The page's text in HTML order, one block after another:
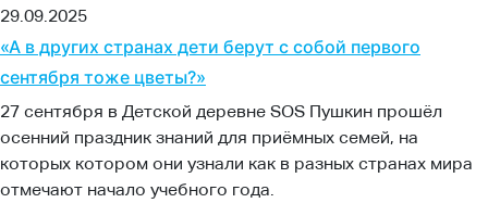
29.09.2025
«А в других странах дети берут с собой первого
сентября тоже цветы?»
27 сентября в Детской деревне SOS Пушкин прошёл
осенний праздник знаний для приёмных семей, на
которых котором они узнали как в разных странах мира
отмечают начало учебного года.